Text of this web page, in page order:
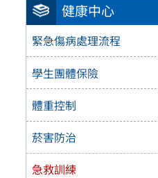
健康中心
緊急傷病處理流程
學生團體保險
體重控制
菸害防治
急救訓練